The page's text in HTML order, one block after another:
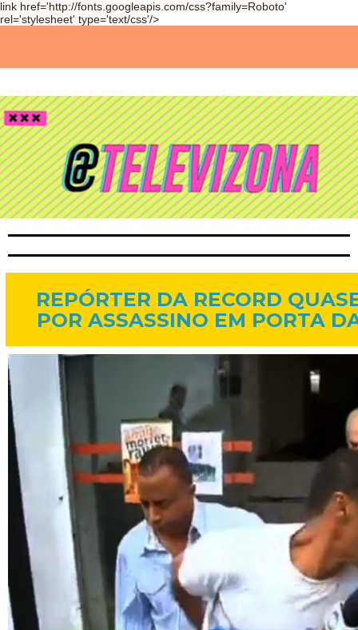
link href='http://fonts.googleapis.com/css?family=Roboto'
rel='stylesheet' type='text/css'/>
REPÓRTER DA RECORD
POR ASSASSINO EM PORTA